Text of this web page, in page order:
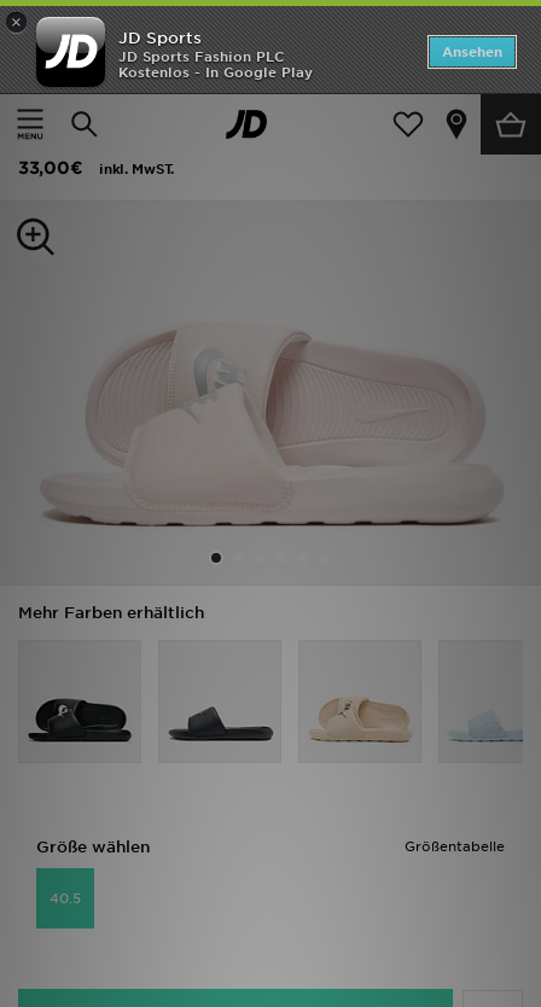
×
JD Sports
JD Sports Fashion PLC
Kostenlos - In Google Play
Ansehen
Home
Frauen Frauenschuhe
Nike Victori One Slipper Damen
33,00€
inkl. MwST.
Mehr Farben erhältlich
Größentabelle
Größe wählen
40.5
ANGEBOTE
Neuheiten
Kinder
Hilfe & Kontakt
Blog